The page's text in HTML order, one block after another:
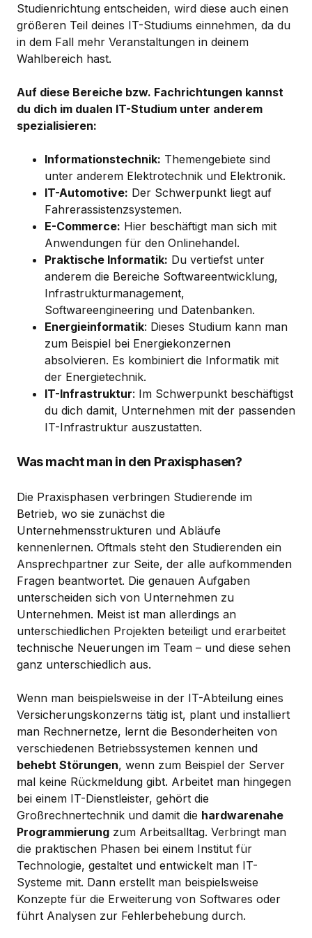
Studienrichtung entscheiden, wird diese auch einen
größeren Teil deines IT-Studiums einnehmen, da du
in dem Fall mehr Veranstaltungen in deinem
Wahlbereich hast.
Auf diese Bereiche bzw. Fachrichtungen kannst
du dich im dualen IT-Studium unter anderem
spezialisieren:
Informationstechnik: Themengebiete sind
unter anderem Elektrotechnik und Elektronik.
IT-Automotive: Der Schwerpunkt liegt auf
Fahrerassistenzsystemen.
E-Commerce: Hier beschäftigt man sich mit
Anwendungen für den Onlinehandel.
Praktische Informatik: Du vertiefst unter
anderem die Bereiche Softwareentwicklung,
Infrastrukturmanagement,
Softwareengineering und Datenbanken.
Energieinformatik: Dieses Studium kann man
zum Beispiel bei Energiekonzernen
absolvieren. Es kombiniert die Informatik mit
der Energietechnik.
IT-Infrastruktur: Im Schwerpunkt beschäftigst
du dich damit, Unternehmen mit der passenden
IT-Infrastruktur auszustatten.
Was macht man in den Praxisphasen?
Die Praxisphasen verbringen Studierende im
Betrieb, wo sie zunächst die
Unternehmensstrukturen und Abläufe
kennenlernen. Oftmals steht den Studierenden ein
Ansprechpartner zur Seite, der alle aufkommenden
Fragen beantwortet. Die genauen Aufgaben
unterscheiden sich von Unternehmen zu
Unternehmen. Meist ist man allerdings an
unterschiedlichen Projekten beteiligt und erarbeitet
technische Neuerungen im Team – und diese sehen
ganz unterschiedlich aus.
Wenn man beispielsweise in der IT-Abteilung eines
Versicherungskonzerns tätig ist, plant und installiert
man Rechnernetze, lernt die Besonderheiten von
verschiedenen Betriebssystemen kennen und
behebt Störungen, wenn zum Beispiel der Server
mal keine Rückmeldung gibt. Arbeitet man hingegen
bei einem IT-Dienstleister, gehört die
Großrechnertechnik und damit die hardwarenahe
Programmierung zum Arbeitsalltag. Verbringt man
die praktischen Phasen bei einem Institut für
Technologie, gestaltet und entwickelt man IT-
Systeme mit. Dann erstellt man beispielsweise
Konzepte für die Erweiterung von Softwares oder
führt Analysen zur Fehlerbehebung durch.